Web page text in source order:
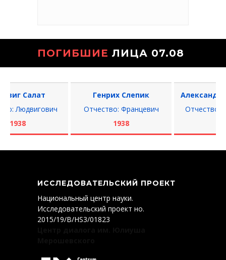
ПОГИБШИЕ ЛИЦА 07.08
Салат
Людвигович
Генрих Слепик
Отчество: Францевич
1938
Александр
Отчество:
ИССЛЕДОВАТЕЛЬСКИЙ ПРОЕКТ
Национальный центр науки.
Исследовательский проект нo.
2015/19/B/HS3/01823